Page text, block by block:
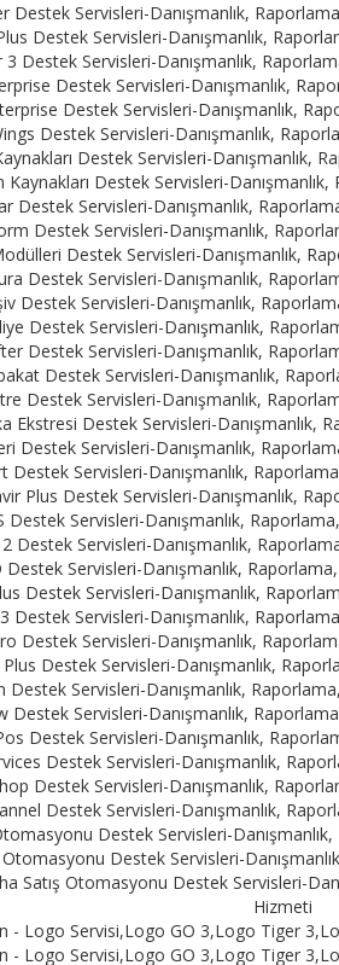
Destek Servisleri-Danışmanlık,
Destek Servisleri-Danışmanlık,
Destek Servisleri-Danışmanlık,
Destek Servisleri-Danışmanlık,
Destek Servisleri-Danışmanlık,
Destek Servisleri-Danışmanlık,
Destek Servisleri-Danışmanlık,
Destek Servisleri-
Destek Servisleri-Danışmanlık,
Destek Servisleri-Danışmanlık,
Destek Servisleri-Danışmanlık,
Destek Servisleri-Danışmanlık,
Destek Servisleri-Danışmanlık,
Destek Servisleri-Danışmanlık,
Destek Servisleri-Danışmanlık,
Destek Servisleri-Danışmanlık,
Destek Servisleri-Danışmanlık,
Destek Servisleri-Danışmanlık,
Destek Servisleri-Danışmanlık,
Destek Servisleri-Danışmanlık,
Plus Destek Servisleri-Danışmanlık,
Servisleri-Danışmanlık,
Destek Servisleri-Danışmanlık,
Servisleri-Danışmanlık,
Destek Servisleri-Danışmanlık,
Destek Servisleri-Danışmanlık,
Destek Servisleri-Danışmanlık,
Destek Servisleri-Danışmanlık,
Servisleri-Danışmanlık,
Destek Servisleri-Danışmanlık,
Destek Servisleri-Danışmanlık,
Destek Servisleri-Danışmanlık,
Destek Servisleri-Danışmanlık,
Destek Servisleri-Danışmanlık,
Destek Servisleri-
Destek Servisleri-
Satış Otomasyonu Destek Servisleri-
Hizmeti
- Logo Servisi,Logo GO 3,Logo Tiger
- Logo Servisi,Logo GO 3,Logo Tiger